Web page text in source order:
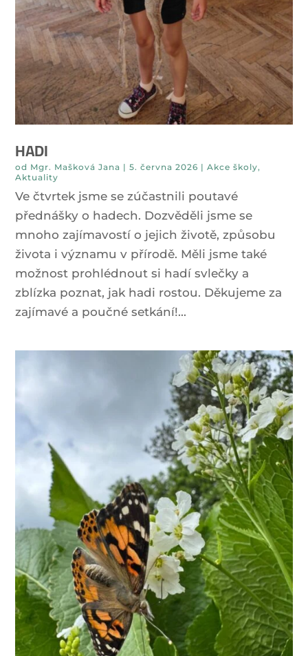
HADI
od Mgr. Mašková Jana | 5. června 2026 | Akce školy,
Aktuality
Ve čtvrtek jsme se zúčastnili poutavé
přednášky o hadech. Dozvěděli jsme se
mnoho zajímavostí o jejich životě, způsobu
života i významu v přírodě. Měli jsme také
možnost prohlédnout si hadí svlečky a
zblízka poznat, jak hadi rostou. Děkujeme za
zajímavé a poučné setkání!...